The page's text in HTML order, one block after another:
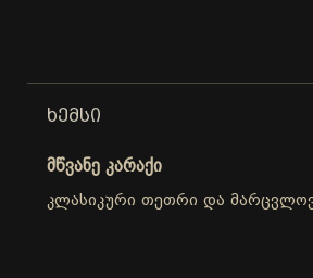
ᲮᲔᲛᲡᲘ
მწვანე კარაქი
კლასიკური თეთრი და